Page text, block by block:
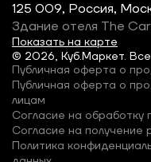
© 2026, Куб.Маркет.
125 009, Россия,
Здание отеля The
Показать на карте
Публичная оферта о
Публичная оферта о
лицам
Согласие на обработку
Согласие на получение
Политика